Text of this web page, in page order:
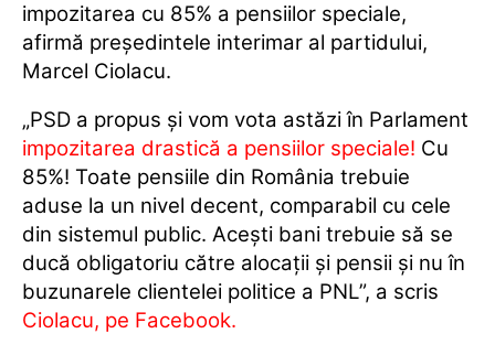
impozitarea cu 85% a pensiilor speciale,
afirmă preşedintele interimar al partidului,
Marcel Ciolacu.
„PSD a propus şi vom vota astăzi în Parlament
impozitarea drastică a pensiilor speciale! Cu
85%! Toate pensiile din România trebuie
aduse la un nivel decent, comparabil cu cele
din sistemul public. Aceşti bani trebuie să se
ducă obligatoriu către alocaţii şi pensii şi nu în
buzunarele clientelei politice a PNL”, a scris
Ciolacu, pe Facebook.